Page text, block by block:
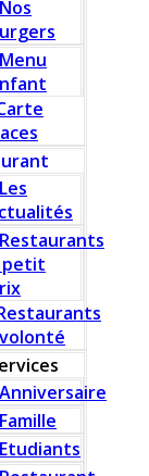
Nos
Menu
Les
Restaurants
petit
Anniversaire
Famille
Etudiants